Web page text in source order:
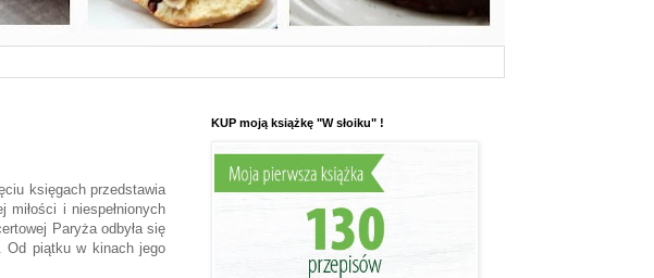
księgach przedstawia
miłości i niespełnionych
Paryża odbyła się
Od piątku w kinach jego
KUP moją książkę "W słoiku" !